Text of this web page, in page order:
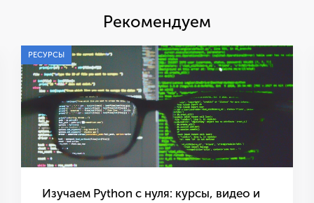
Рекомендуем
РЕСУРСЫ
Изучаем Python с нуля: курсы, видео и